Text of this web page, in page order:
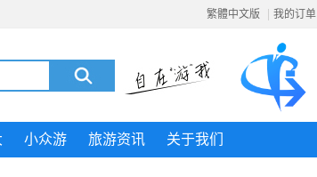
繁體中文版 | 我的订单
小众游 旅游资讯 关于我们